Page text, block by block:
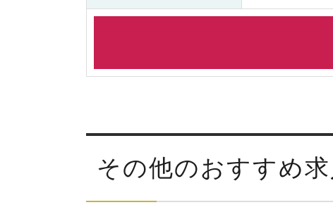
その他のおすすめ求